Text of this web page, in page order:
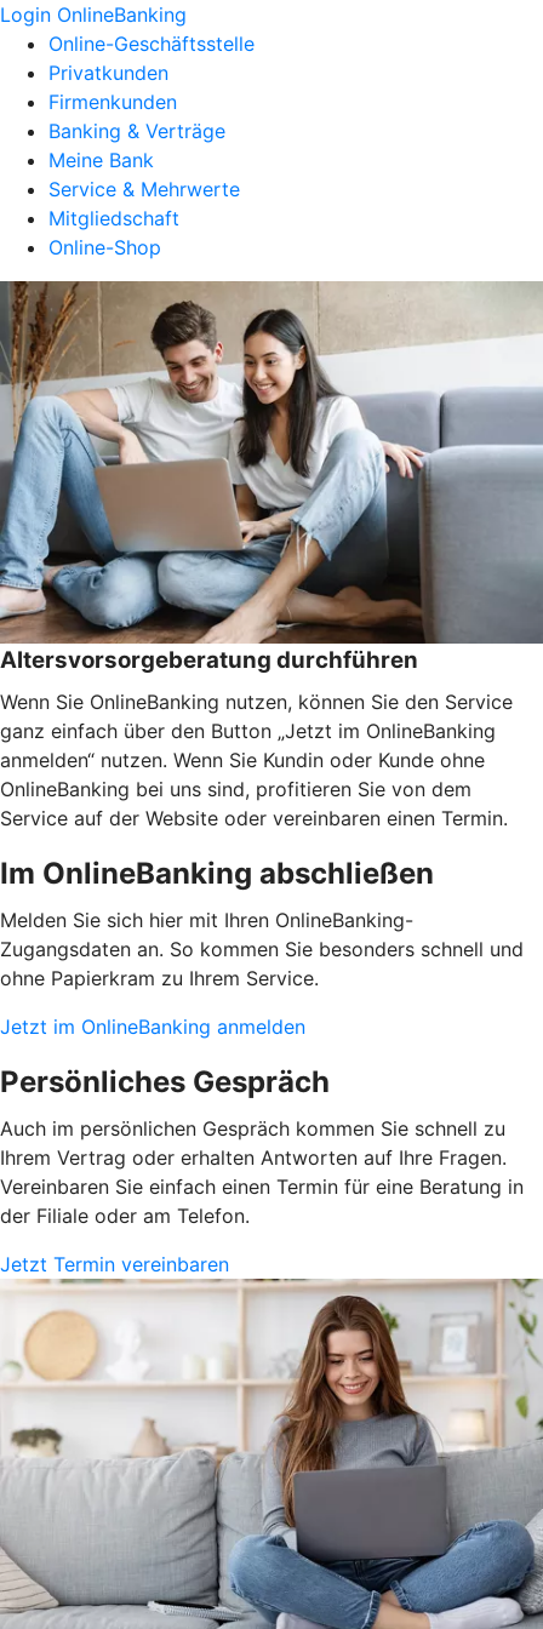
Login OnlineBanking
Online-Geschäftsstelle
Privatkunden
Firmenkunden
Banking & Verträge
Meine Bank
Service & Mehrwerte
Mitgliedschaft
Online-Shop
Altersvorsorgeberatung durchführen
Wenn Sie OnlineBanking nutzen, können Sie den Service
ganz einfach über den Button „Jetzt im OnlineBanking
anmelden“ nutzen. Wenn Sie Kundin oder Kunde ohne
OnlineBanking bei uns sind, profitieren Sie von dem
Service auf der Website oder vereinbaren einen Termin.
Im OnlineBanking abschließen
Melden Sie sich hier mit Ihren OnlineBanking-
Zugangsdaten an. So kommen Sie besonders schnell und
ohne Papierkram zu Ihrem Service.
Jetzt im OnlineBanking anmelden
Persönliches Gespräch
Auch im persönlichen Gespräch kommen Sie schnell zu
Ihrem Vertrag oder erhalten Antworten auf Ihre Fragen.
Vereinbaren Sie einfach einen Termin für eine Beratung in
der Filiale oder am Telefon.
Jetzt Termin vereinbaren